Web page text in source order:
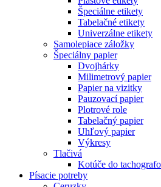
Špeciálne etikety
Tabelačné etikety
Univerzálne etikety
Samolepiace záložky
Špeciálny papier
Dvojhárky
Milimetrový papier
Papier na vizitky
Pauzovací papier
Plotrové role
Tabelačný papier
Uhľový papier
Výkresy
Tlačivá
Kotúče do
Písacie potreby